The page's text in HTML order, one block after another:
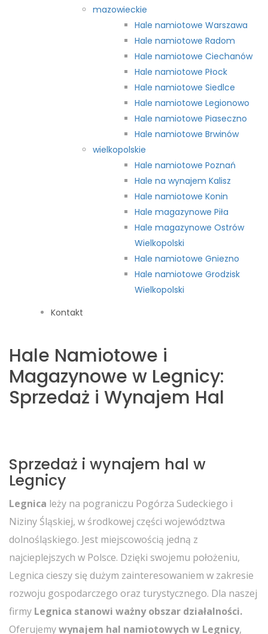
mazowieckie
Hale namiotowe Warszawa
Hale namiotowe Radom
Hale namiotowe Ciechanów
Hale namiotowe Płock
Hale namiotowe Siedlce
Hale namiotowe Legionowo
Hale namiotowe Piaseczno
Hale namiotowe Brwinów
wielkopolskie
Hale namiotowe Poznań
Hale na wynajem Kalisz
Hale namiotowe Konin
Hale magazynowe Piła
Hale magazynowe Ostrów
Wielkopolski
Hale namiotowe Gniezno
Hale namiotowe Grodzisk
Wielkopolski
Kontakt
Hale Namiotowe i
Magazynowe w Legnicy:
Sprzedaż i Wynajem Hal
Sprzedaż i wynajem hal w
Legnicy
Legnica leży na pograniczu Pogórza Sudeckiego i
Niziny Śląskiej, w środkowej części województwa
dolnośląskiego. Jest miejscowością jedną z
najcieplejszych w Polsce. Dzięki swojemu położeniu,
Legnica cieszy się dużym zainteresowaniem w zakresie
rozwoju gospodarczego oraz turystycznego. Dla naszej
firmy Legnica stanowi ważny obszar działalności.
Oferujemywynajem hal namiotowych w Legnicy,